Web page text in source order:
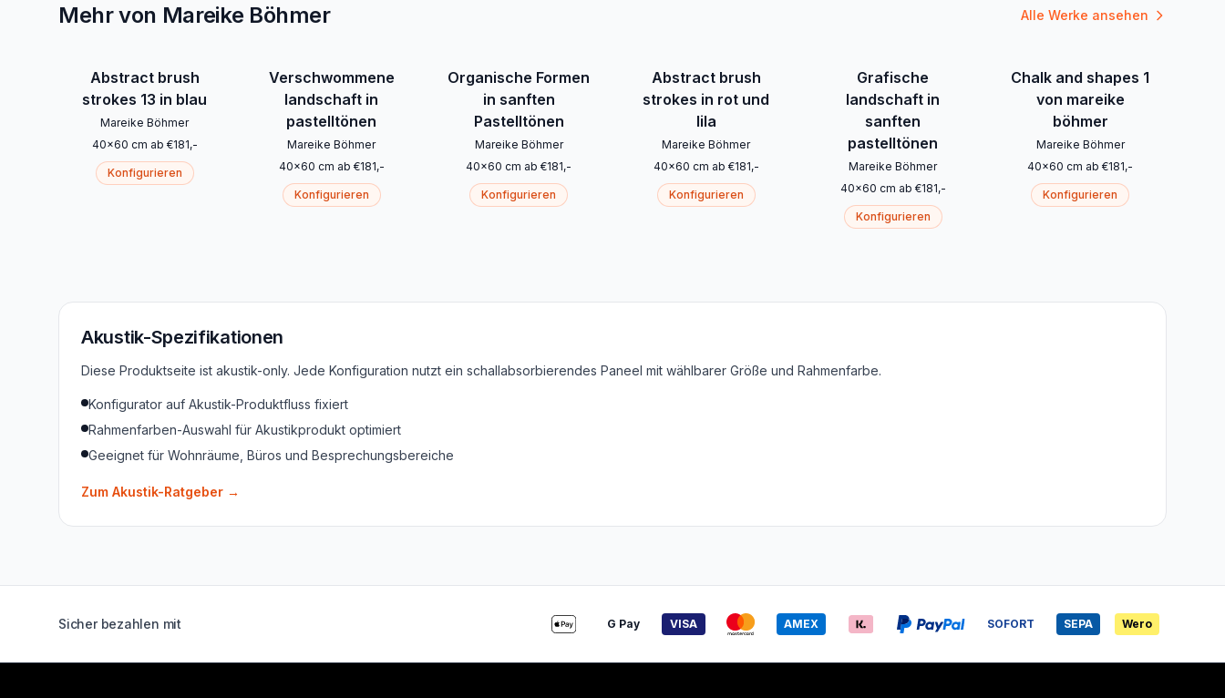
Mehr von Mareike Böhmer Alle Werke ansehen
Abstract brush
strokes 13 in blau
Mareike Böhmer
40x60 cm ab €181,-
Konfigurieren
Verschwommene
landschaft in
pastelltönen
Mareike Böhmer
40x60 cm ab €181,-
Konfigurieren
Organische Formen
in sanften
Pastelltönen
Mareike Böhmer
40x60 cm ab €181,-
Konfigurieren
Abstract brush
strokes in rot und
lila
Mareike Böhmer
40x60 cm ab €181,-
Konfigurieren
Grafische
landschaft in
sanften
pastelltönen
Mareike Böhmer
40x60 cm ab €181,-
Konfigurieren
Chalk and shapes 1
von mareike
böhmer
Mareike Böhmer
40x60 cm ab €181,-
Konfigurieren
Akustik-Spezifikationen
Diese Produktseite ist akustik-only. Jede Konfiguration nutzt ein schallabsorbierendes Paneel mit wählbarer Größe und Rahmenfarbe.
Konfigurator auf Akustik-Produktfluss fixiert
Rahmenfarben-Auswahl für Akustikprodukt optimiert
Geeignet für Wohnräume, Büros und Besprechungsbereiche
Zum Akustik-Ratgeber →
Sicher bezahlen mit G Pay VISA AMEX SOFORT SEPA Wero